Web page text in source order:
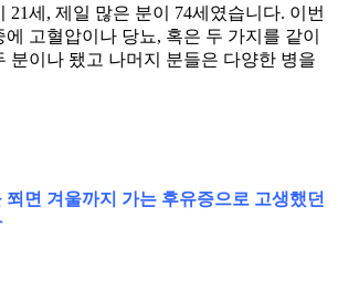
21세, 제일 많은 분이 74세였습니다. 이번
고혈압이나 당뇨, 혹은 두 가지를 같이
분이나 됐고 나머지 분들은 다양한 병을
쬐면 겨울까지 가는 후유증으로 고생했던